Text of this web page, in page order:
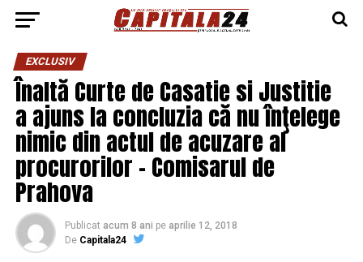
EXCLUSIV
Înaltă Curte de Casatie si Justitie
a ajuns la concluzia că nu înţelege
nimic din actul de acuzare al
procurorilor – Comisarul de
Prahova
Publicat acum 8 ani pe aprilie 12, 2018
De Capitala24